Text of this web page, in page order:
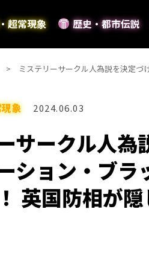
超常現象 歴史・都市伝説
ミステリーサークル人為説を決定づ
象 2024.06.03
サークル人為
ション・ブ
英国防相が